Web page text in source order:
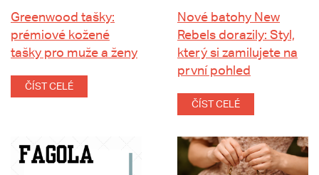
Greenwood tašky:
prémiové kožené
tašky pro muže a ženy
ČÍST CELÉ
Nové batohy New
Rebels dorazily: Styl,
který si zamilujete na
první pohled
ČÍST CELÉ